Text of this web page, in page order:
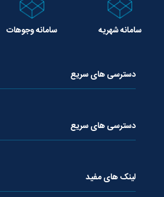
سامانه شهریه سامانه وجوهات
دسترسی های سریع
دسترسی های سریع
لینک های مفید